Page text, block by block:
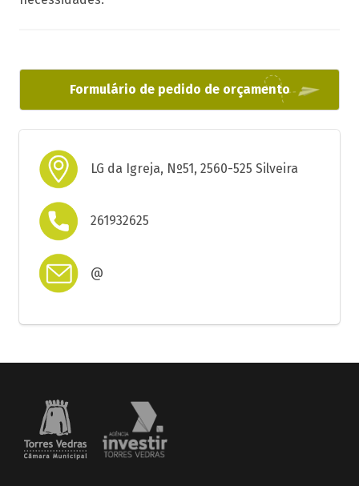
Formulário de pedido de orçamento
LG da Igreja, Nº51, 2560-525 Silveira
261932625
@